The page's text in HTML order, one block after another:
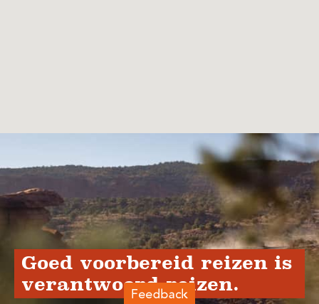
Goed voorbereid reizen is
verantwoord reizen.